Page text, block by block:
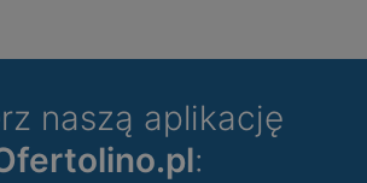
naszą aplikację
: